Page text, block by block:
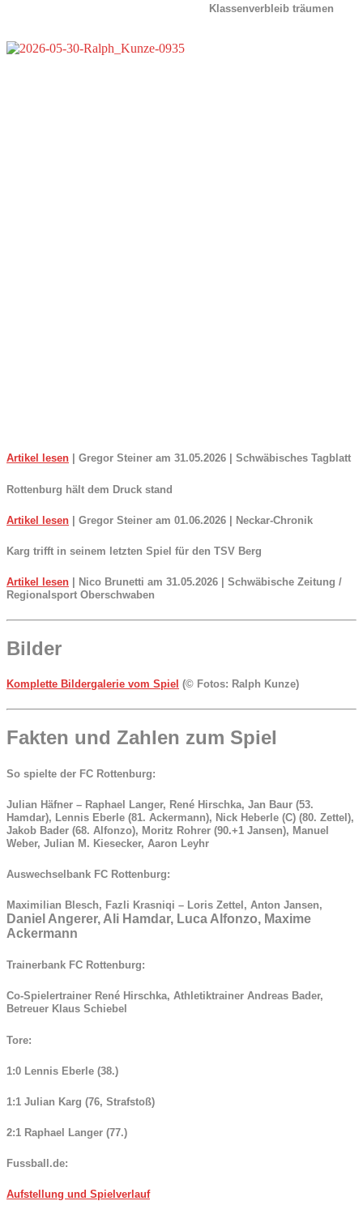
Klassenverbleib träumen
Artikel lesen | Gregor Steiner am 31.05.2026 | Schwäbisches Tagblatt
Rottenburg hält dem Druck stand
Artikel lesen | Gregor Steiner am 01.06.2026 | Neckar-Chronik
Karg trifft in seinem letzten Spiel für den TSV Berg
Artikel lesen Nico Brunetti am 31.05.2026 | Schwäbische Zeitung /
Regionalsport Oberschwaben
Bilder
Komplette Bildergalerie vom Spiel (© Fotos: Ralph Kunze)
Fakten und Zahlen zum Spiel
So spielte der FC Rottenburg:
Julian Häfner – Raphael Langer, René Hirschka, Jan Baur (53.
Hamdar), Lennis Eberle (81. Ackermann), Nick Heberle (C) (80. Zettel),
Jakob Bader (68. Alfonzo), Moritz Rohrer (90.+1 Jansen), Manuel
Weber, Julian M. Kiesecker, Aaron Leyhr
Auswechselbank FC Rottenburg:
Maximilian Blesch, Fazli Krasniqi – Loris Zettel, Anton Jansen,
Daniel Angerer, Ali Hamdar, Luca Alfonzo, Maxime
Ackermann
Trainerbank FC Rottenburg:
Co-Spielertrainer René Hirschka, Athletiktrainer Andreas Bader,
Betreuer Klaus Schiebel
Tore:
1:0 Lennis Eberle (38.)
1:1 Julian Karg (76, Strafstoß)
2:1 Raphael Langer (77.)
Fussball.de:
Aufstellung und Spielverlauf